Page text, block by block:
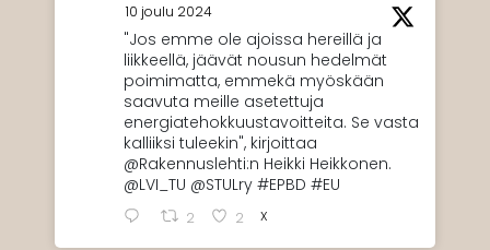
10 joulu 2024
"Jos emme ole ajoissa hereillä ja
liikkeellä, jäävät nousun hedelmät
poimimatta, emmekä myöskään
saavuta meille asetettuja
energiatehokkuustavoitteita. Se vasta
kalliiksi tuleekin", kirjoittaa
@Rakennuslehti:n Heikki Heikkonen.
@LVI_TU @STULry #EPBD #EU
2 2 X